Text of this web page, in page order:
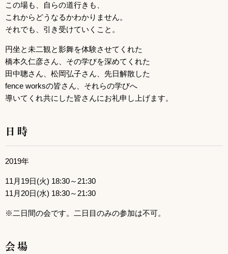
この場も、自らの道行きも、
これからどうなるかわかりません。
それでも、引き受けていくこと。
円坐と未二観と影舞を体験させてくれた
橋本久仁彦さん、その学びを深めてくれた
田中聰さん、松岡弘子さん、先日解散した
fence worksの皆さん、それらの学びへ
導いてくれ共にした皆さんにお礼申し上げます。
日時
2019年
11月19日(火) 18:30～21:30
11月20日(水) 18:30～21:30
※二日間の会です。二日目のみの参加は不可。
会場